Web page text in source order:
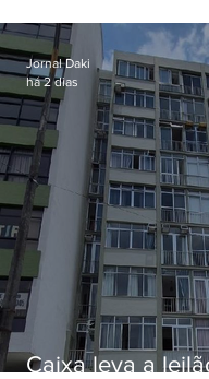
Caixa leva a
Jornal Daki
há 2 dias